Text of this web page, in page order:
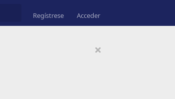
Regístrese Acceder